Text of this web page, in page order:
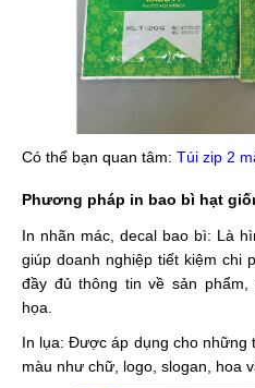
Có thể bạn quan tâm: Túi zip 2
Phương pháp in bao bì hạt
In nhãn mác, decal bao bì: Là
giúp doanh nghiệp tiết kiệm chi
đầy đủ thông tin về sản
họa.
In lụa: Được áp dụng cho những
màu như chữ, logo, slogan, hoa